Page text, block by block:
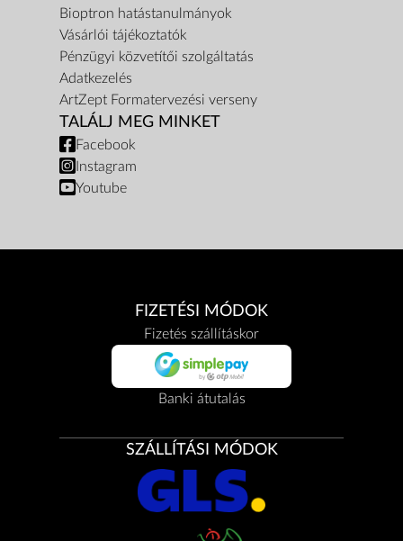
Bioptron hatástanulmányok
Vásárlói tájékoztatók
Pénzügyi közvetítői szolgáltatás
Adatkezelés
ArtZept Formatervezési verseny
TALÁLJ MEG MINKET
Facebook
Instagram
Youtube
FIZETÉSI MÓDOK
Fizetés szállításkor
Banki átutalás
SZÁLLÍTÁSI MÓDOK